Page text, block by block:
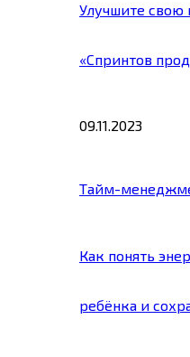
Улучшите
«Спринтов
09.11.2023
Тайм-
Как понять
ребёнка и